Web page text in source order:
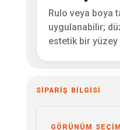
Rulo veya boya
uygulanabilir;
estetik bir
SİPARİŞ BİLGİSİ
GÖRÜNÜM